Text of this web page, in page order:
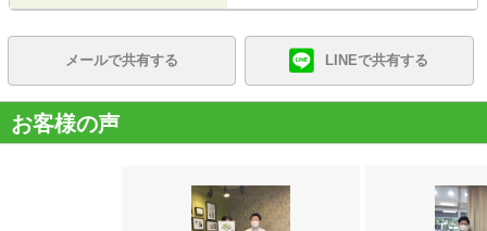
メールで共有する LINEで共有する
お客様の声